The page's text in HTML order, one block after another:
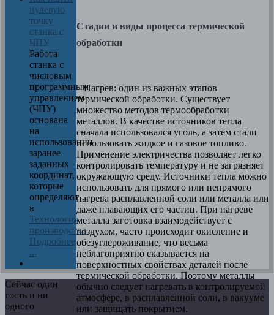
Стадии и виды процесса термической
обработки
– Нагрев: один из важных этапов
термической обработки. Существует
множество методов термообработки
металлов. В качестве источников тепла
сначала использовался уголь, а затем стали
использовать жидкое и газовое топливо.
Применение электричества позволяет легко
контролировать температуру и не загрязняет
окружающую среду. Источники тепла можно
использовать для прямого или непрямого
нагрева расплавленной соли или металла или
даже плавающих его частиц. При нагреве
металла заготовка взаимодействует с
воздухом, часто происходит окисление и
обезуглероживание, что весьма
неблагоприятно сказывается на
поверхностных свойствах деталей после
термической обработки. Поэтому металлы
обычно следует нагревать в контролируемой
атмосфере, в расплавленной соли, в вакууме
или защищать покрытием.
нулевую
точку
станка с
ЧПУ
Работа
станка с
числовым
программным
управлением
(ЧПУ)
основана
на
использовании
заранее
заданных
координат,
которые
определяют…
в
Технология
производства
Подробнее
...
Сейчас один
гость и ни
одного